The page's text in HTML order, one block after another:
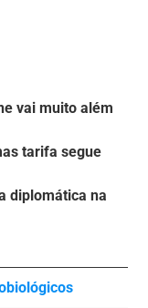
vai muito além
tarifa segue
diplomática na